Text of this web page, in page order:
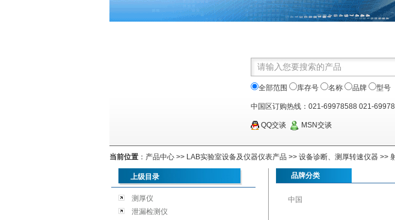
全部范围 库存号 名称 品牌 型号
中国区订购热线：021-69978588 021-
QQ交谈 MSN交谈
当前位置 ： 产品中心 >> LAB实验室设备及仪器仪表产品 >> 设备诊断、测厚转速仪器 >>
上级目录
测厚仪
泄漏检测仪
品牌分类
中国